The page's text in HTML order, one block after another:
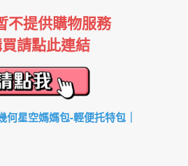
不提供購物服務
請點此連結
何星空媽媽包-輕便托特包｜